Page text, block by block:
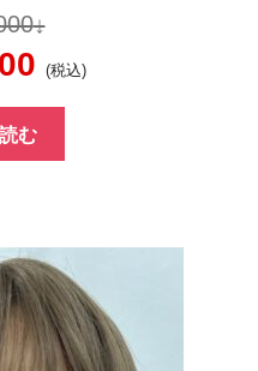
現
在
の
格
は
¥218,000
(税込)
む